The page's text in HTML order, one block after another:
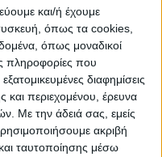
και/ή έχουμε
όπως τα cookies,
όπως μοναδικοί
πληροφορίες που
διαφημίσεις
και περιεχομένου, έρευνα
Με την άδειά σας, εμείς
ακριβή
ταυτοποίησης μέσω
στο
του φόρου,
ποσά
λόγω
οφειλών